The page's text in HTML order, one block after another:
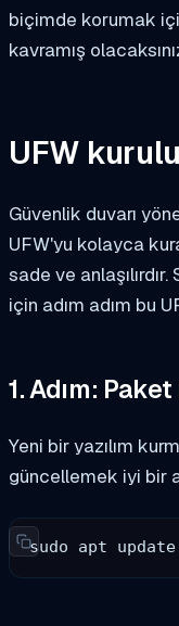
biçimde korumak
kavramış
UFW
Güvenlik duvarı
UFW'yu kolayca
sade ve
için adım adım bu
1. Adım:
Yeni bir yazılım
güncellemek iyi bir
sudo apt update